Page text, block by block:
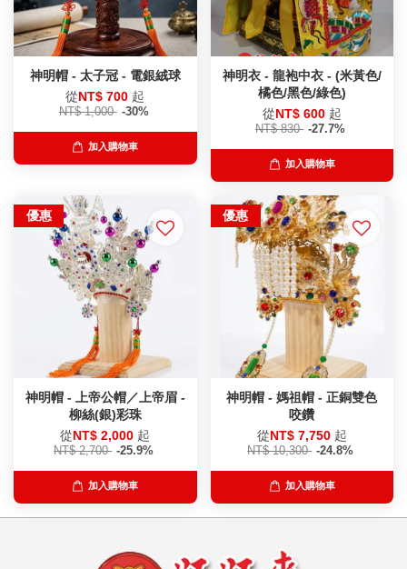
神明帽 - 太子冠 - 電銀絨球
從NT$ 700 起
NT$ 1,000 -30%
加入購物車
神明衣 - 龍袍中衣 - (米黃色/
橘色/黑色/綠色)
從NT$ 600 起
NT$ 830 -27.7%
加入購物車
優惠
神明帽 - 上帝公帽／上帝眉 -
柳絲(銀)彩珠
從NT$ 2,000 起
NT$ 2,700 -25.9%
加入購物車
優惠
神明帽 - 媽祖帽 - 正銅雙色
咬鑽
從NT$ 7,750 起
NT$ 10,300 -24.8%
加入購物車